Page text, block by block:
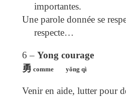
importantes.
Une parole donnée se
respecte…
6 –Yong courage
勇 comme yǒng qì
Venir en aide, lutter pour